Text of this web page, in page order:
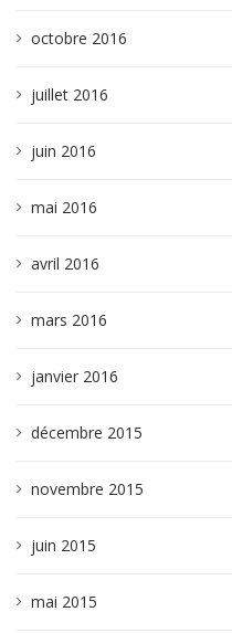
octobre 2016
juillet 2016
juin 2016
mai 2016
avril 2016
mars 2016
janvier 2016
décembre 2015
novembre 2015
juin 2015
mai 2015